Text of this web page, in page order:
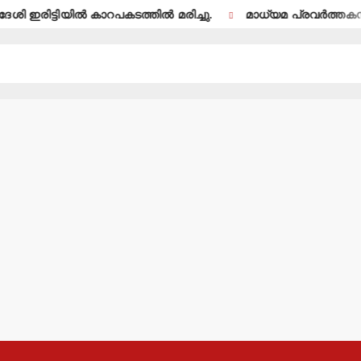
ഇരിട്ടിയില്‍ കാറപകടത്തില്‍ മരിച്ചു. മാധ്യമ പ്രവര്‍ത്തകന്‍